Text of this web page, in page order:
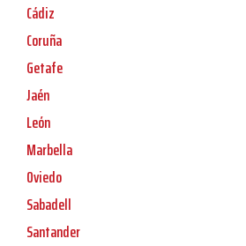
Cádiz
Coruña
Getafe
Jaén
León
Marbella
Oviedo
Sabadell
Santander